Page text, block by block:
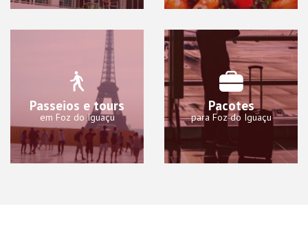
Passeios e tours
em Foz do Iguaçu
Pacotes
para Foz do Iguaçu